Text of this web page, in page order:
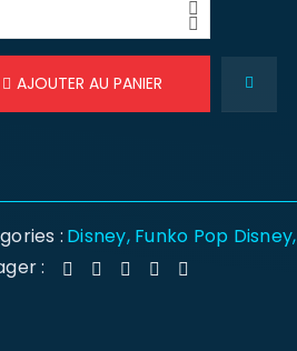
AJOUTER AU PANIER
: Disney, Funko Pop Disney,
: